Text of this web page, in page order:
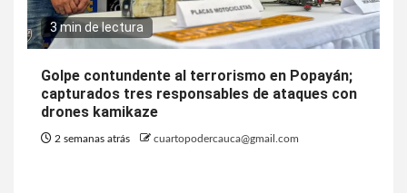
3 min de lectura
Golpe contundente al terrorismo en Popayán;
capturados tres responsables de ataques con
drones kamikaze
2 semanas atrás cuartopodercauca@gmail.com